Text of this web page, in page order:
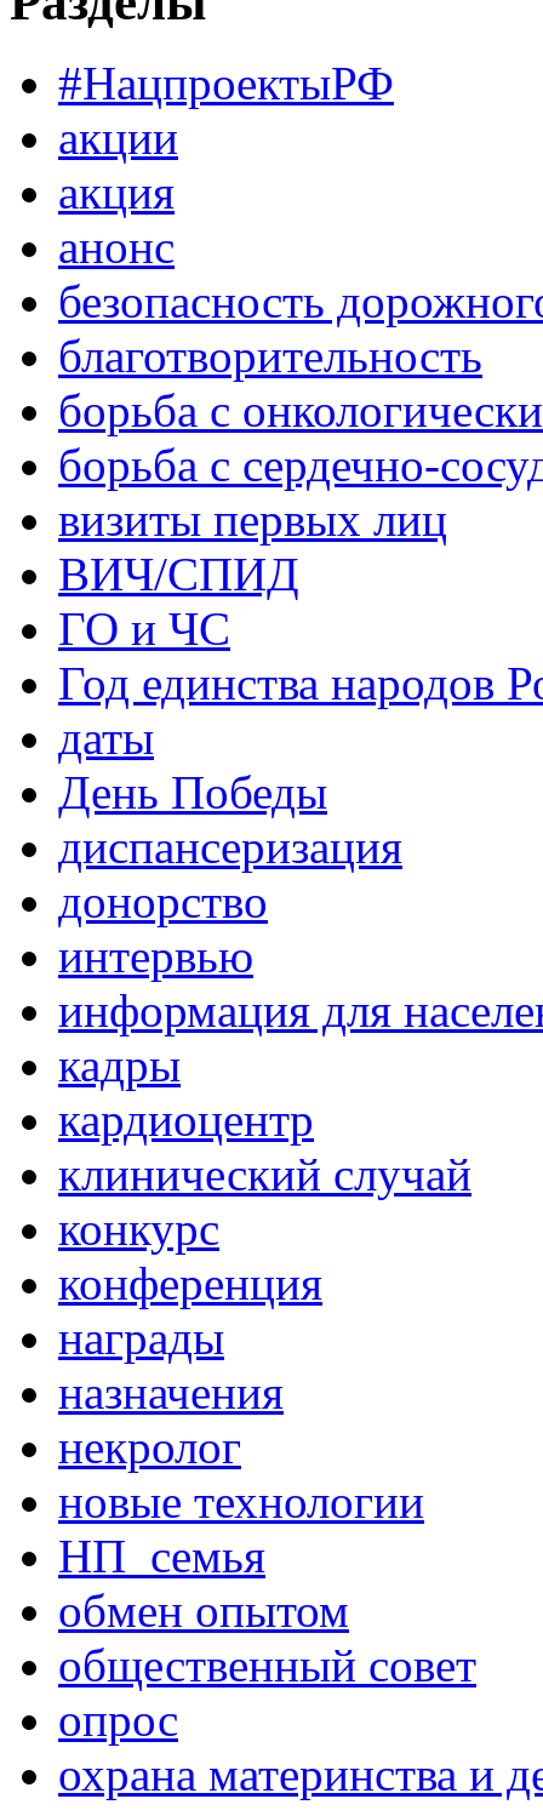
#НацпроектыРФ
акции
акция
анонс
безопасность
благотворительность
борьба с
борьба с сердечно-
визиты первых лиц
ВИЧ/СПИД
ГО и ЧС
Год единства народов
даты
День Победы
диспансеризация
донорство
интервью
информация для
кадры
кардиоцентр
клинический случай
конкурс
конференция
награды
назначения
некролог
новые технологии
НП_семья
обмен опытом
общественный совет
опрос
охрана материнства и